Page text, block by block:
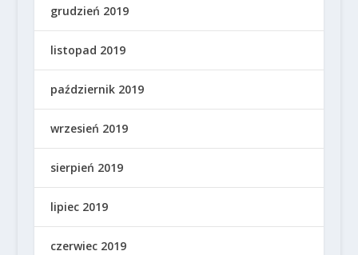
grudzień 2019
listopad 2019
październik 2019
wrzesień 2019
sierpień 2019
lipiec 2019
czerwiec 2019